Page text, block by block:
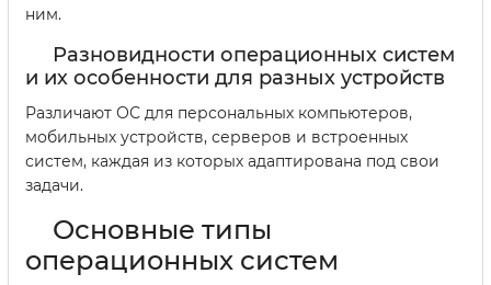
ним.
Разновидности операционных систем
и их особенности для разных устройств
Различают ОС для персональных компьютеров,
мобильных устройств, серверов и встроенных
систем, каждая из которых адаптирована под свои
задачи.
Основные типы
операционных систем